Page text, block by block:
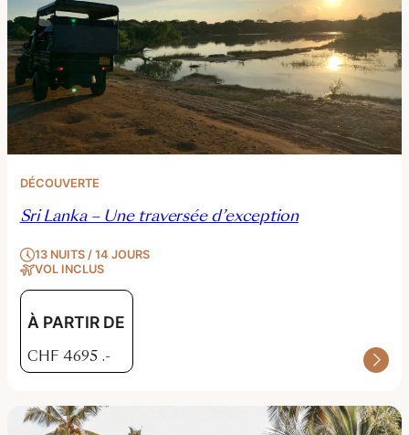
DÉCOUVERTE
Sri Lanka – Une traversée d’exception
13 NUITS / 14 JOURS
VOL INCLUS
À PARTIR DE
CHF 4695 .-